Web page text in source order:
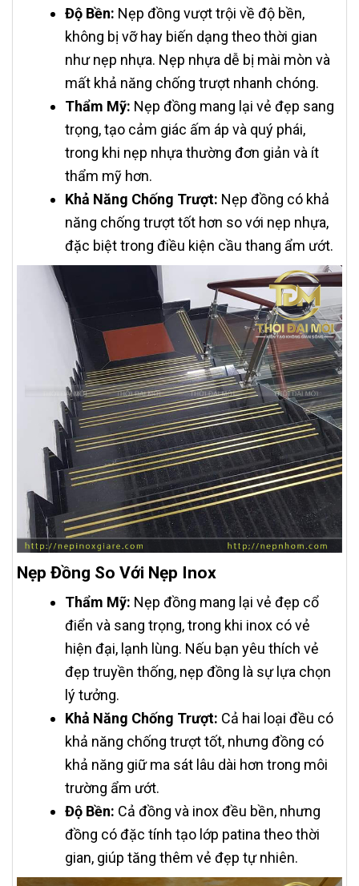
Độ Bền: Nẹp đồng vượt trội về độ bền,
không bị vỡ hay biến dạng theo thời gian
như nẹp nhựa. Nẹp nhựa dễ bị mài mòn và
mất khả năng chống trượt nhanh chóng.
Thẩm Mỹ: Nẹp đồng mang lại vẻ đẹp sang
trọng, tạo cảm giác ấm áp và quý phái,
trong khi nẹp nhựa thường đơn giản và ít
thẩm mỹ hơn.
Khả Năng Chống Trượt: Nẹp đồng có khả
năng chống trượt tốt hơn so với nẹp nhựa,
đặc biệt trong điều kiện cầu thang ẩm ướt.
Nẹp Đồng So Với Nẹp Inox
Thẩm Mỹ: Nẹp đồng mang lại vẻ đẹp cổ
điển và sang trọng, trong khi inox có vẻ
hiện đại, lạnh lùng. Nếu bạn yêu thích vẻ
đẹp truyền thống, nẹp đồng là sự lựa chọn
lý tưởng.
Khả Năng Chống Trượt: Cả hai loại đều có
khả năng chống trượt tốt, nhưng đồng có
khả năng giữ ma sát lâu dài hơn trong môi
trường ẩm ướt.
Độ Bền: Cả đồng và inox đều bền, nhưng
đồng có đặc tính tạo lớp patina theo thời
gian, giúp tăng thêm vẻ đẹp tự nhiên.